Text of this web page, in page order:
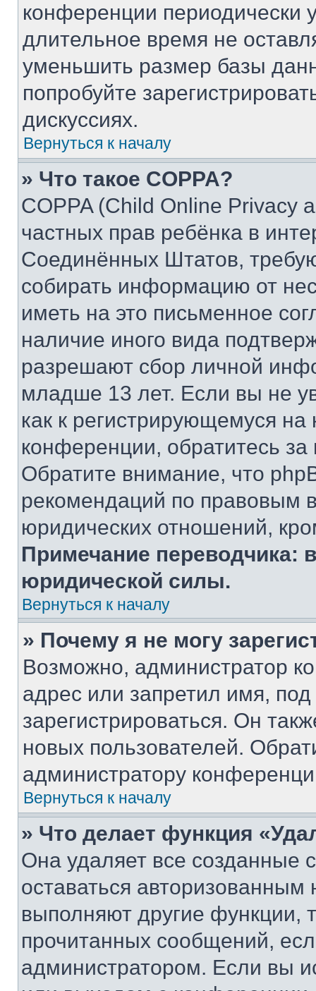
конференции периодически
длительное время не
уменьшить размер базы
попробуйте
дискуссиях.
Вернуться к началу
» Что такое COPPA?
COPPA (Child Online Privacy
частных прав ребёнка в
Соединённых Штатов,
собирать информацию от
иметь на это письменное
наличие иного вида
разрешают сбор личной
младше 13 лет. Если вы не
как к регистрирующемуся
конференции, обратитесь
Обратите внимание, что
рекомендаций по правовым
юридических отношений,
Примечание переводчика:
юридической силы.
Вернуться к началу
» Почему я не могу
Возможно, администратор
адрес или запретил имя,
зарегистрироваться. Он
новых пользователей.
администратору
Вернуться к началу
» Что делает функция
Она удаляет все созданные
оставаться
выполняют другие функции,
прочитанных сообщений,
администратором. Если вы